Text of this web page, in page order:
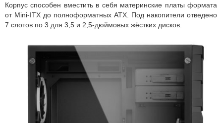
Корпус способен вместить в себя материнские платы формата
от Mini-ITX до полноформатных ATX. Под накопители отведено
7 слотов по 3 для 3,5 и 2,5-дюймовых жёстких дисков.